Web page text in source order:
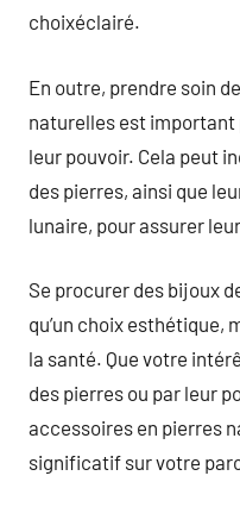
choixéclairé.
En outre, prendre soin
naturelles est
leur pouvoir. Cela peut
des pierres, ainsi que
lunaire, pour assurer
Se procurer des bijoux
qu’un choix esthétique,
la santé. Que votre
des pierres ou par leur
accessoires en pierres
significatif sur votre